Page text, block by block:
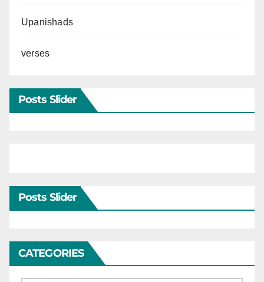
Upanishads
verses
Posts Slider
Posts Slider
CATEGORIES